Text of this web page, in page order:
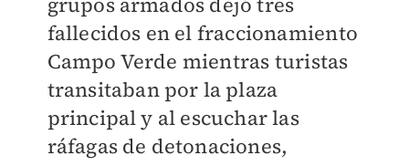
fallecidos en el fraccionamiento
Campo Verde mientras turistas
transitaban por la plaza
principal y al escuchar las
ráfagas de detonaciones,